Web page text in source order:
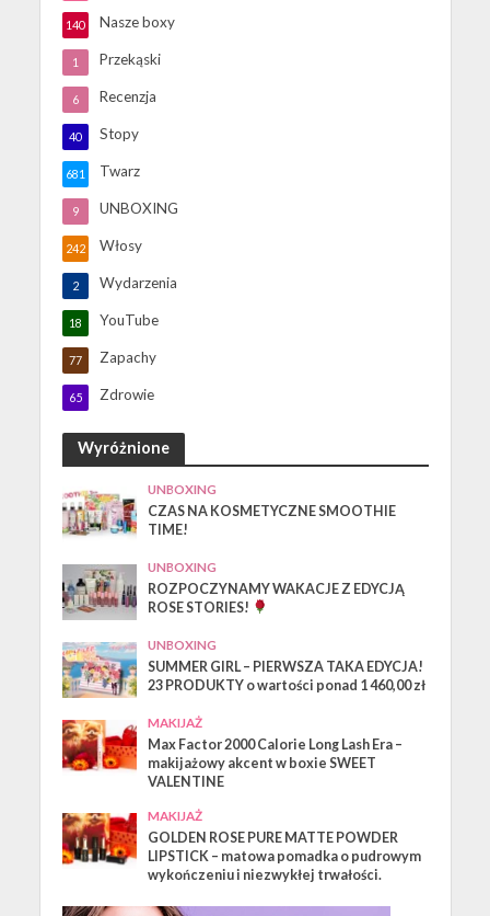
Nasze boxy
140
Przekąski
1
Recenzja
6
Stopy
40
Twarz
681
UNBOXING
9
Włosy
242
Wydarzenia
2
YouTube
18
Zapachy
77
Zdrowie
65
Wyróżnione
UNBOXING
CZAS NA KOSMETYCZNE SMOOTHIE
TIME!
UNBOXING
ROZPOCZYNAMY WAKACJE Z EDYCJĄ
ROSE STORIES!
UNBOXING
SUMMER GIRL – PIERWSZA TAKA EDYCJA!
23 PRODUKTY o wartości ponad 1 460,00 zł
MAKIJAŻ
Max Factor 2000 Calorie Long Lash Era –
makijażowy akcent w boxie SWEET
VALENTINE
MAKIJAŻ
GOLDEN ROSE PURE MATTE POWDER
LIPSTICK – matowa pomadka o pudrowym
wykończeniu i niezwykłej trwałości.